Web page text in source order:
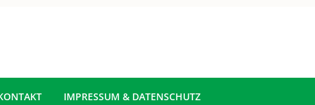
IMPRESSUM & DATENSCHUTZ